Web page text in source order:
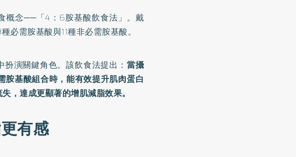
概念──「4：6胺基酸飲食法」。戴
需胺基酸與11種非必需胺基酸。
演關鍵角色。該飲食法提出： 當攝
基酸組合時，能有效提升肌肉蛋白
，達成更顯著的增肌減脂效果。
有感